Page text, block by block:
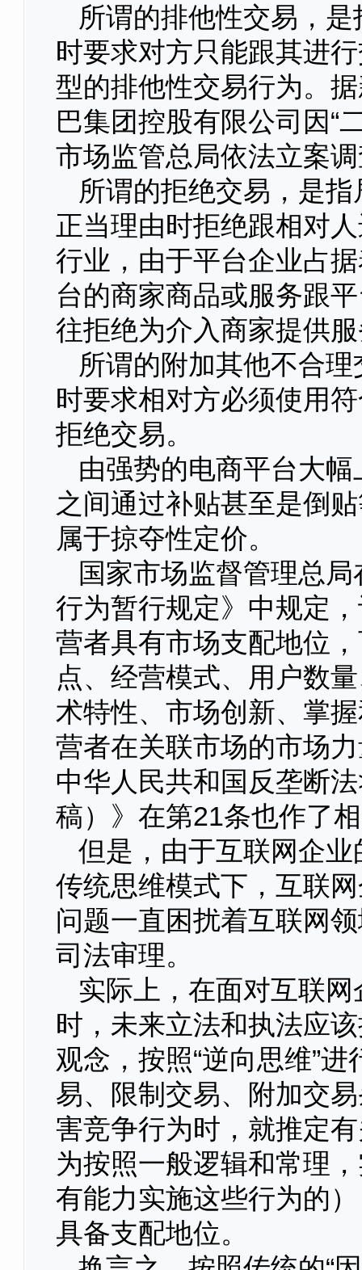
所谓的排他性交易，
时要求对方只能跟其进
型的排他性交易行为。
巴集团控股有限公司因“
市场监管总局依法立案
所谓的拒绝交易，是
正当理由时拒绝跟相对
行业，由于平台企业占
台的商家商品或服务跟
往拒绝为介入商家提供
所谓的附加其他不合
时要求相对方必须使用
拒绝交易。
由强势的电商平台大
之间通过补贴甚至是倒
属于掠夺性定价。
国家市场监督管理总
行为暂行规定》中规定
营者具有市场支配地位
点、经营模式、用户数
术特性、市场创新、掌
营者在关联市场的市场
中华人民共和国反垄断
稿）》在第21条也作了
但是，由于互联网企
传统思维模式下，互联
问题一直困扰着互联网
司法审理。
实际上，在面对互联
时，未来立法和执法应
观念，按照“逆向思维”
易、限制交易、附加交
害竞争行为时，就推定
为按照一般逻辑和常理
有能力实施这些行为的
具备支配地位。